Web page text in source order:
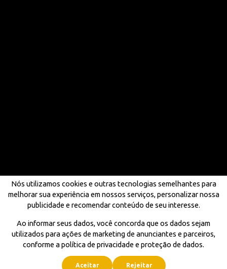
Nós utilizamos cookies e outras tecnologias semelhantes para
melhorar sua experiência em nossos serviços, personalizar nossa
publicidade e recomendar conteúdo de seu interesse.
Ao informar seus dados, você concorda que os dados sejam
utilizados para ações de marketing de anunciantes e parceiros,
conforme a política de privacidade e proteção de dados.
Aceitar Rejeitar